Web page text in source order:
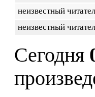
неизвестный
неизвестный
Сегодня